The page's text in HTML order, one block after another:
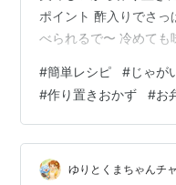
ポイント 酢入りでさ
べられるで〜 冷めても
3個（約300g〜） 酢：
糖：大さじ1 みりん：
🔪作り方 1️⃣ 下準備 じ
さらしておく 2️⃣ 炒め
もを軽く炒める 3️⃣ 煮
#簡単レシピ #じゃが
#作り置きおかず #お
ゆりとくまちゃんチ